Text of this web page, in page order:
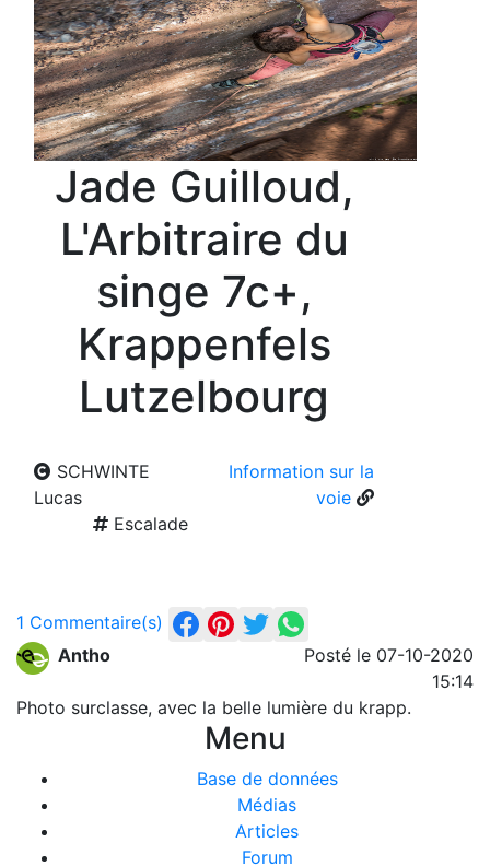
Jade Guilloud,
L'Arbitraire du
singe 7c+,
Krappenfels
Lutzelbourg
SCHWINTE
Lucas
Information sur la
voie
Escalade
1 Commentaire(s)
Antho
Posté le 07-10-2020
15:14
Photo surclasse, avec la belle lumière du krapp.
Menu
Base de données
Médias
Articles
Forum